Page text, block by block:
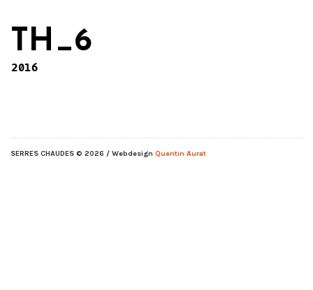
TH_6
2016
SERRES CHAUDES © 2026 / Webdesign Quentin Aurat